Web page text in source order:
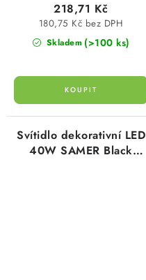
Skladem (>100 ks)
180,75 Kč bez DPH
218,71 Kč
Svítidlo dekorativní LED
40W SAMER Black